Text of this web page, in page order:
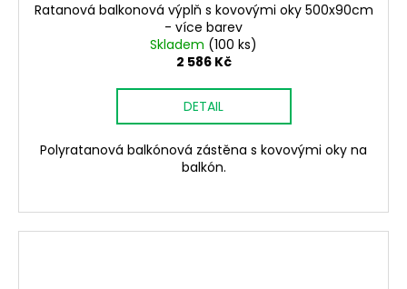
Ratanová balkonová výplň s kovovými oky 500x90cm
- více barev
Skladem (100 ks)
2 586 Kč
DETAIL
Polyratanová balkónová zástěna s kovovými oky na
balkón.